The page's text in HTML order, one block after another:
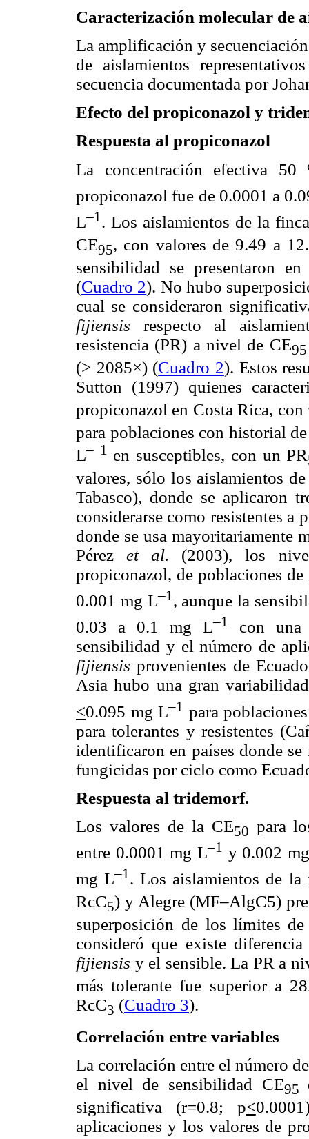
Caracterización molecular de
La amplificación y
de aislamientos
secuencia documentada por
Efecto del propiconazol y
Respuesta al propiconazol
La concentración efectiva 50
propiconazol fue de 0.0001 a
L–1 . Los aislamientos de la
CE95, con valores de 9.49 a
sensibilidad se presentaron
(Cuadro 2). No hubo
cual se consideraron
fijiensis respecto al
resistencia (PR) a nivel de CE95
(> 2085×) (Cuadro 2). Estos
Sutton (1997) quienes
propiconazol en Costa Rica, con
para poblaciones con historial
L– 1 en susceptibles, con un PR
valores, sólo los aislamientos
Tabasco), donde se aplicaron
considerarse como resistentes a
donde se usa mayoritariamente
Pérezet al. (2003), los
propiconazol, de poblaciones de
0.001 mg L–1 , aunque la
0.03 a 0.1 mg L–1
con una
sensibilidad y el número de
fijiensisprovenientes de
Asia hubo una gran
<0.095 mg L–1 para
para tolerantes y resistentes
identificaron en países donde
fungicidas por ciclo como
Respuesta al tridemorf.
Los valores de la CE50 para
entre 0.0001 mg L–1 y 0.002
mg L–1 . Los aislamientos de
RcC5) y Alegre (MF–AlgC5)
superposición de los límites
consideró que existe
fijiensis y el sensible. La PR a
más tolerante fue superior a
RcC3 (Cuadro 3).
Correlación entre variables
La correlación entre el número
el nivel de sensibilidad CE95
significativa (r=0.8; p<
aplicaciones y los valores de